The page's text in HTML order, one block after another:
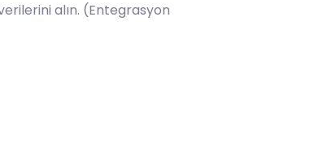
alın. (Entegrasyon